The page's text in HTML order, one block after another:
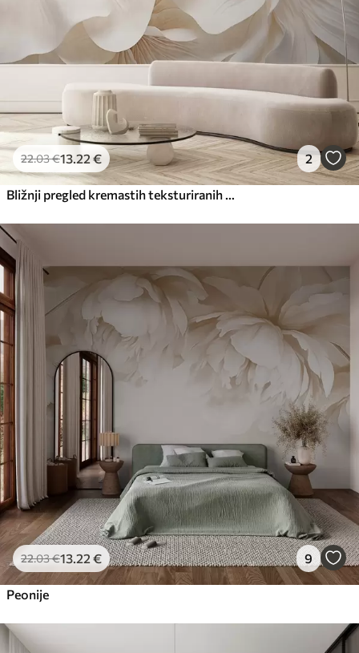
22.03€13 .22 € 2
22.03€13 .22 € 9
Peonije